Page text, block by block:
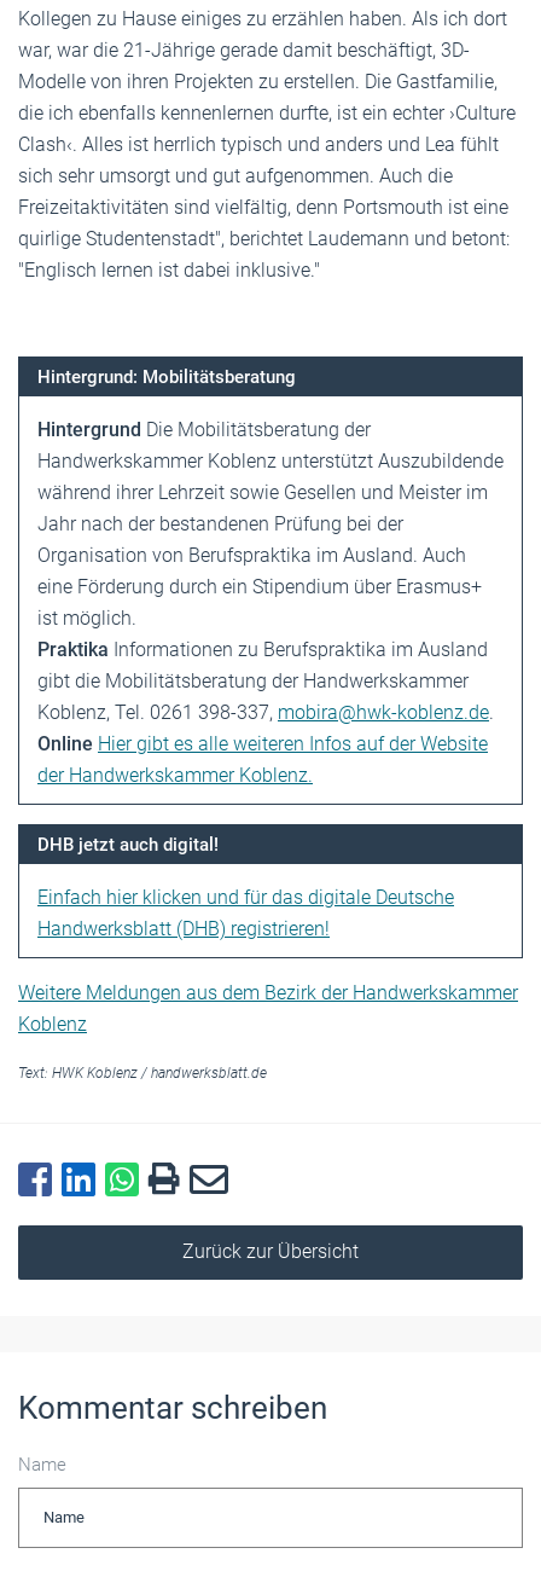
Kollegen zu Hause einiges zu erzählen haben. Als ich dort
war, war die 21-Jährige gerade damit beschäftigt, 3D-
Modelle von ihren Projekten zu erstellen. Die Gastfamilie,
die ich ebenfalls kennenlernen durfte, ist ein echter ›Culture
Clash‹. Alles ist herrlich typisch und anders und Lea fühlt
sich sehr umsorgt und gut aufgenommen. Auch die
Freizeitaktivitäten sind vielfältig, denn Portsmouth ist eine
quirlige Studentenstadt", berichtet Laudemann und betont:
"Englisch lernen ist dabei inklusive."
Hintergrund: Mobilitätsberatung
Hintergrund Die Mobilitätsberatung der
Handwerkskammer Koblenz unterstützt Auszubildende
während ihrer Lehrzeit sowie Gesellen und Meister im
Jahr nach der bestandenen Prüfung bei der
Organisation von Berufspraktika im Ausland. Auch
eine Förderung durch ein Stipendium über Erasmus+
ist möglich.
Praktika Informationen zu Berufspraktika im Ausland
gibt die Mobilitätsberatung der Handwerkskammer
Koblenz, Tel. 0261 398-337, mobira@hwk-koblenz.de.
Online Hier gibt es alle weiteren Infos auf der Website
der Handwerkskammer Koblenz.
DHB jetzt auch digital!
Einfach hier klicken und für das digitale Deutsche
Handwerksblatt (DHB) registrieren!
Weitere Meldungen aus dem Bezirk der Handwerkskammer
Koblenz
Text: HWK Koblenz / handwerksblatt.de
Zurück zur Übersicht
Kommentar schreiben
Name